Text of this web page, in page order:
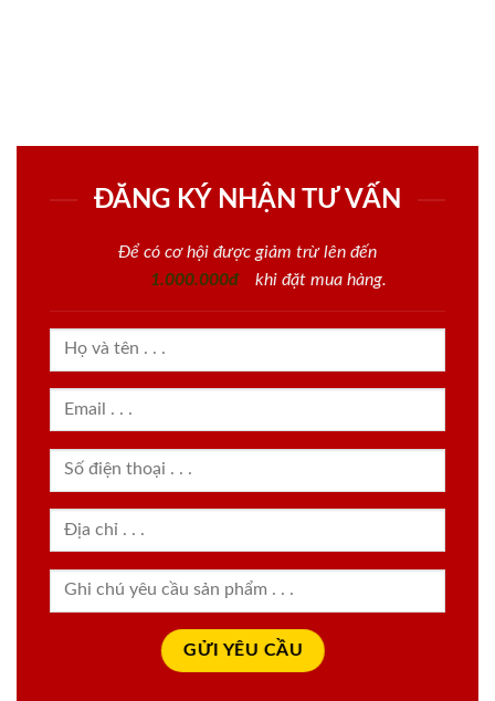
ĐĂNG KÝ NHẬN TƯ VẤN
Để có cơ hội được giảm trừ lên đến
1.000.000đ
khi đặt mua hàng.